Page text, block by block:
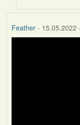
Feather- 15.05.2022